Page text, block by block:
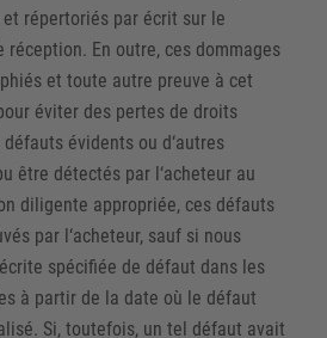
répertoriés par écrit sur le
réception. En outre, ces dommages
et toute autre preuve à cet
éviter des pertes de droits
évidents ou d‘autres
être détectés par l‘acheteur au
diligente appropriée, ces défauts
par l‘acheteur, sauf si nous
spécifiée de défaut dans les
à partir de la date où le défaut
Si, toutefois, un tel défaut avait